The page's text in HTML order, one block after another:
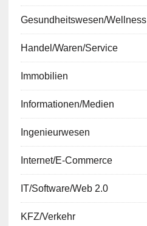
Gesundheitswesen/Wellness
Handel/Waren/Service
Immobilien
Informationen/Medien
Ingenieurwesen
Internet/E-Commerce
IT/Software/Web 2.0
KFZ/Verkehr